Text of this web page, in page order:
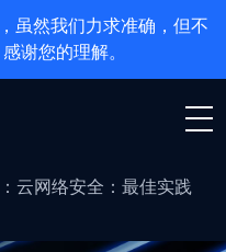
虽然我们力求准确，但不
谢您的理解。
云网络安全：最佳实践